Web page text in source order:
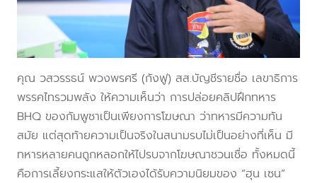
คุณ วสวรรธน์ พวงพรศรี (กังฟู) สส.บัญชีรายชื่อ เลขาธิการ
พรรคไทรวมพลัง ให้ความเห็นว่า การปล่อยคลิปฝึกทหาร
BHQ ของกัมพูชาเป็นเพียงการโฆษณา ว่าทหารมีความทัน
สมัย แต่สุดท้ายความเป็นจริงในสนามรบไม่เป็นอย่างที่เห็น มี
ทหารหลายคนถูกหลอกให้ไปรบจากโฆษณาชวนเชื่อ ทั้งหมดนี้
คือการเลี้ยงกระแสให้ตัวเองได้รับความนิยมของ “ฮุน เซน”